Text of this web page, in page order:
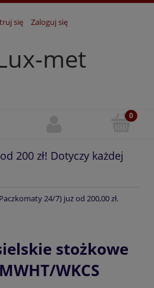
się Zaloguj się
met
200 zł! Dotyczy każdej
24/7) już od 200,00 zł.
stożkowe
WKCS